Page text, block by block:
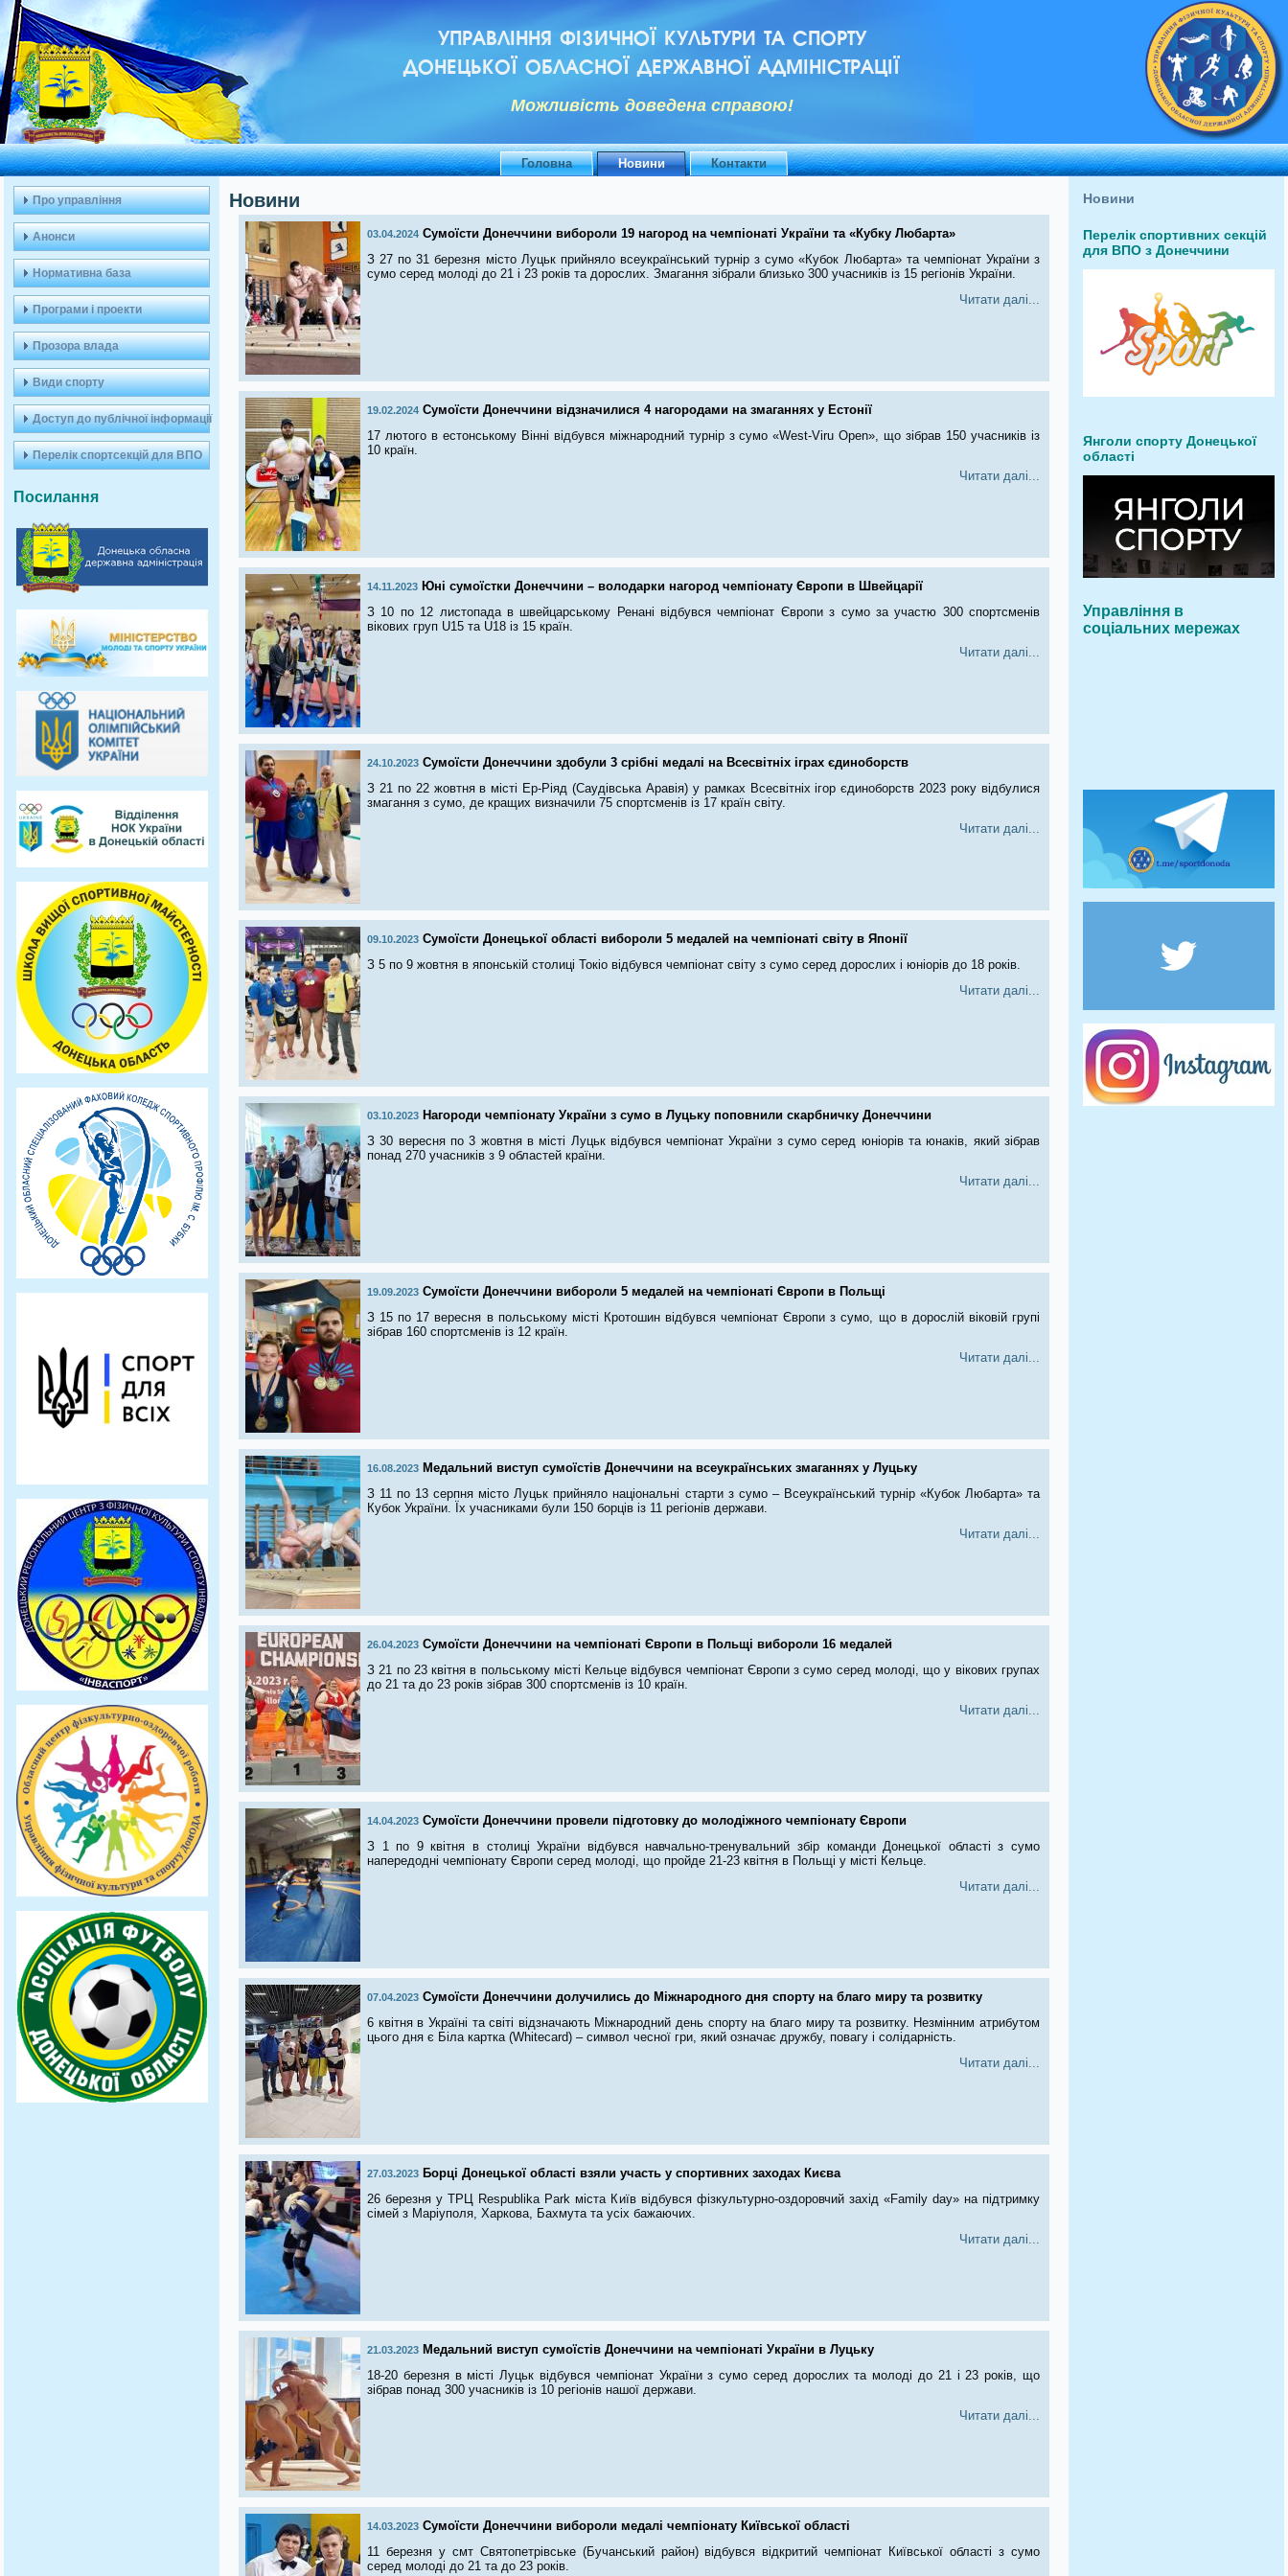
УПРАВЛІННЯ ФІЗИЧНОЇ КУЛЬТУРИ ТА СПОРТУ
ДОНЕЦЬКОЇ ОБЛАСНОЇ ДЕРЖАВНОЇ АДМІНІСТРАЦІЇ
Можливiсть доведена справою!
Головна Новини Контакти
Про управління
Анонси
Нормативна база
Програми і проекти
Прозора влада
Види спорту
Доступ до публічної інформації
Перелік спортсекцій для ВПО
Посилання
Новини
03.04.2024 Сумоїсти Донеччини вибороли 19 нагород на чемпіонаті України та «Кубку Любарта»
З 27 по 31 березня місто Луцьк прийняло всеукраїнський турнір з сумо «Кубок Любарта» та чемпіонат України з
сумо серед молоді до 21 і 23 років та дорослих. Змагання зібрали близько 300 учасників із 15 регіонів України.
Читати далі...
19.02.2024 Сумоїсти Донеччини відзначилися 4 нагородами на змаганнях у Естонії
17 лютого в естонському Вінні відбувся міжнародний турнір з сумо «West-Viru Open», що зібрав 150 учасників із
10 країн.
Читати далі...
14.11.2023 Юні сумоїстки Донеччини – володарки нагород чемпіонату Європи в Швейцарії
З 10 по 12 листопада в швейцарському Ренані відбувся чемпіонат Європи з сумо за участю 300 спортсменів
вікових груп U15 та U18 із 15 країн.
Читати далі...
24.10.2023 Сумоїсти Донеччини здобули 3 срібні медалі на Всесвітніх іграх єдиноборств
З 21 по 22 жовтня в місті Ер-Ріяд (Саудівська Аравія) у рамках Всесвітніх ігор єдиноборств 2023 року відбулися
змагання з сумо, де кращих визначили 75 спортсменів із 17 країн світу.
Читати далі...
09.10.2023 Сумоїсти Донецької області вибороли 5 медалей на чемпіонаті світу в Японії
З 5 по 9 жовтня в японській столиці Токіо відбувся чемпіонат світу з сумо серед дорослих і юніорів до 18 років.
Читати далі...
03.10.2023 Нагороди чемпіонату України з сумо в Луцьку поповнили скарбничку Донеччини
З 30 вересня по 3 жовтня в місті Луцьк відбувся чемпіонат України з сумо серед юніорів та юнаків, який зібрав
понад 270 учасників з 9 областей країни.
Читати далі...
19.09.2023 Сумоїсти Донеччини вибороли 5 медалей на чемпіонаті Європи в Польщі
З 15 по 17 вересня в польському місті Кротошин відбувся чемпіонат Європи з сумо, що в дорослій віковій групі
зібрав 160 спортсменів із 12 країн.
Читати далі...
16.08.2023 Медальний виступ сумоїстів Донеччини на всеукраїнських змаганнях у Луцьку
З 11 по 13 серпня місто Луцьк прийняло національні старти з сумо – Всеукраїнський турнір «Кубок Любарта» та
Кубок України. Їх учасниками були 150 борців із 11 регіонів держави.
Читати далі...
26.04.2023 Сумоїсти Донеччини на чемпіонаті Європи в Польщі вибороли 16 медалей
З 21 по 23 квітня в польському місті Кельце відбувся чемпіонат Європи з сумо серед молоді, що у вікових групах
до 21 та до 23 років зібрав 300 спортсменів із 10 країн.
Читати далі...
14.04.2023 Сумоїсти Донеччини провели підготовку до молодіжного чемпіонату Європи
З 1 по 9 квітня в столиці України відбувся навчально-тренувальний збір команди Донецької області з сумо
напередодні чемпіонату Європи серед молоді, що пройде 21-23 квітня в Польщі у місті Кельце.
Читати далі...
07.04.2023 Сумоїсти Донеччини долучились до Міжнародного дня спорту на благо миру та розвитку
6 квітня в Україні та світі відзначають Міжнародний день спорту на благо миру та розвитку. Незмінним атрибутом
цього дня є Біла картка (Whitecard) – символ чесної гри, який означає дружбу, повагу і солідарність.
Читати далі...
27.03.2023 Борці Донецької області взяли участь у спортивних заходах Києва
26 березня у ТРЦ Respublika Park міста Київ відбувся фізкультурно-оздоровчий захід «Family day» на підтримку
сімей з Маріуполя, Харкова, Бахмута та усіх бажаючих.
Читати далі...
21.03.2023 Медальний виступ сумоїстів Донеччини на чемпіонаті України в Луцьку
18-20 березня в місті Луцьк відбувся чемпіонат України з сумо серед дорослих та молоді до 21 і 23 років, що
зібрав понад 300 учасників із 10 регіонів нашої держави.
Читати далі...
14.03.2023 Сумоїсти Донеччини вибороли медалі чемпіонату Київської області
11 березня у смт Святопетрівське (Бучанський район) відбувся відкритий чемпіонат Київської області з сумо
серед молоді до 21 та до 23 років.
Новини
Перелік спортивних секцій
для ВПО з Донеччини
Янголи спорту Донецької
області
Управління в
соціальних мережах